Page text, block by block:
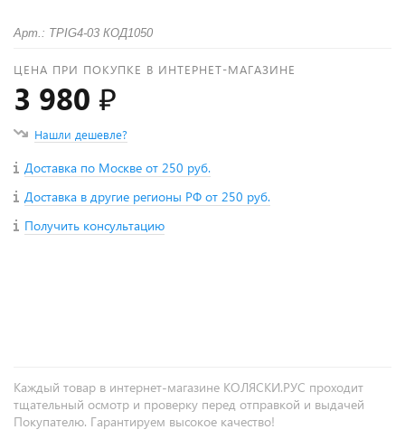
Арт.: TPIG4-03 КОД1050
ЦЕНА ПРИ ПОКУПКЕ В ИНТЕРНЕТ-МАГАЗИНЕ
3 980 ₽
Нашли дешевле?
Доставка по Москве от 250 руб.
Доставка в другие регионы РФ от 250 руб.
Получить консультацию
Каждый товар в интернет-магазине КОЛЯСКИ.РУС проходит
тщательный осмотр и проверку перед отправкой и выдачей
Покупателю. Гарантируем высокое качество!